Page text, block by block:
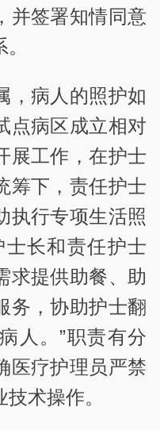
并签署知情同意
，病人的照护如
点病区成立相对
展工作，在护士
筹下，责任护士
执行专项生活照
士长和责任护士
求提供助餐、助
务，协助护士翻
人。”职责有分
医疗护理员严禁
术操作。